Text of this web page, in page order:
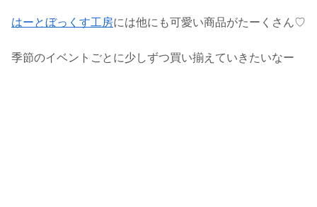
はーとぼっくす工房には他にも可愛い商品がたーくさん♡
季節のイベントごとに少しずつ買い揃えていきたいなー